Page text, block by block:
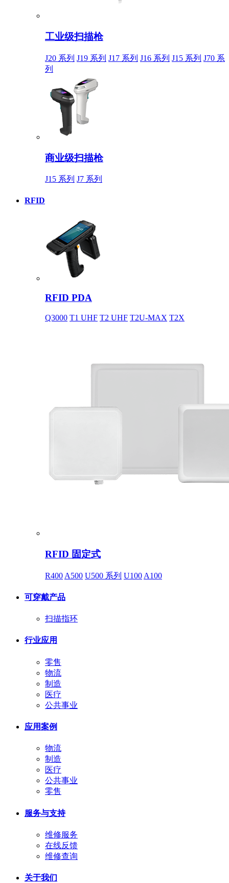
工业级扫描枪
J20 系列 J19 系列 J17 系列 J16 系列 J15 系列 J70 系
列
商业级扫描枪
J15 系列 J7 系列
RFID
RFID PDA
Q3000 T1 UHF T2 UHF T2U-MAX T2X
RFID 固定式
R400 A500 U500 系列 U100 A100
可穿戴产品
扫描指环
行业应用
零售
物流
制造
医疗
公共事业
应用案例
物流
制造
医疗
公共事业
零售
服务与支持
维修服务
在线反馈
维修查询
关于我们